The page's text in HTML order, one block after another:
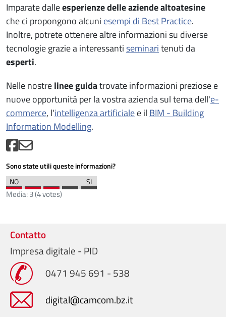
Imparate dalleesperienze delle aziende altoatesine
che ci propongono alcuniesempi di Best Practice.
Inoltre, potrete ottenere altre informazioni su diverse
tecnologie grazie a interessantiseminaritenuti da
esperti.
Nelle nostrelinee guidatrovate informazioni preziose e
nuove opportunità per la vostra azienda sul tema dell'e-
commerce, l'intelligenza artificialee ilBIM - Building
Information Modelling.
Sono state utili queste informazioni?
Media:3(4votes)
Contatto
Impresa digitale - PID
0471 945 691 - 538
digital@camcom.bz.it